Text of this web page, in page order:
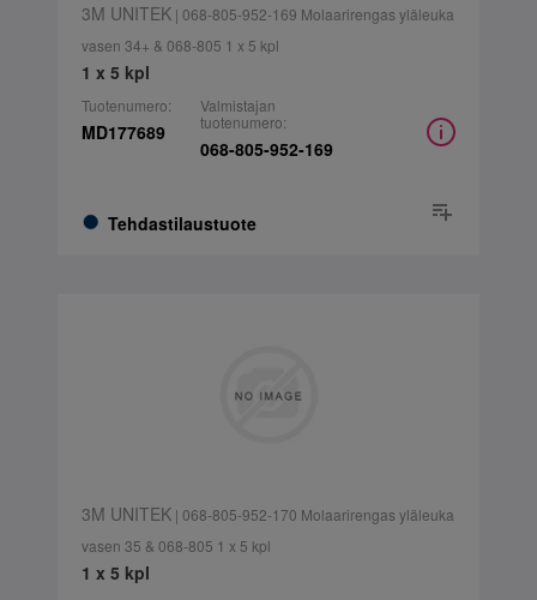
3M UNITEK| 068-805-952-169 Molaarirengas yläleuka
vasen 34+ & 068-805 1 x 5 kpl
1 x 5 kpl
Tuotenumero:
MD177689
Tehdastilaustuote
Valmistajan
tuotenumero:
068-805-952-169
3M UNITEK| 068-805-952-170 Molaarirengas yläleuka
vasen 35 & 068-805 1 x 5 kpl
1 x 5 kpl